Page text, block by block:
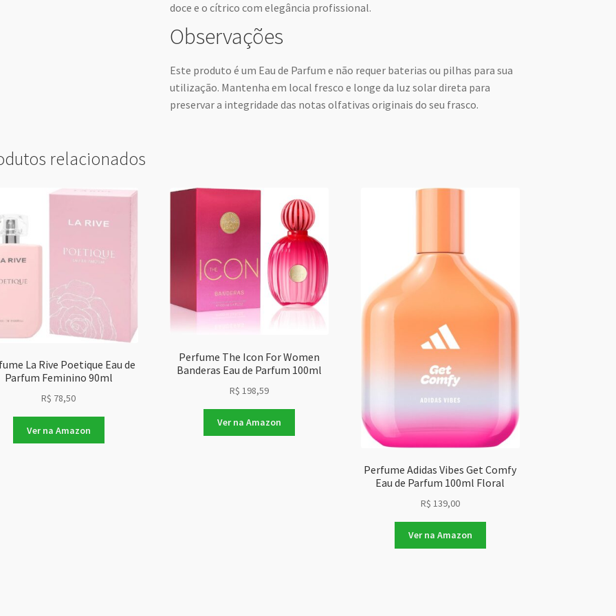
doce e o cítrico com elegância profissional.
Observações
Este produto é um Eau de Parfum e não requer baterias ou pilhas para sua
utilização. Mantenha em local fresco e longe da luz solar direta para
preservar a integridade das notas olfativas originais do seu frasco.
relacionados
La Rive Poetique Eau de
Parfum Feminino 90ml
R$ 78,50
Ver na Amazon
Perfume The Icon For Women
Banderas Eau de Parfum 100ml
R$ 198,59
Ver na Amazon
Perfume Adidas Vibes Get Comfy
Eau de Parfum 100ml Floral
R$ 139,00
Ver na Amazon